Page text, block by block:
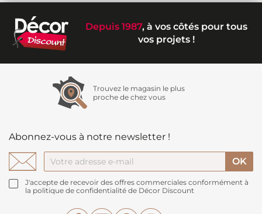
Depuis 1987, à vos côtés pour tous
vos projets !
Trouvez le magasin le plus
proche de chez vous
Abonnez-vous à notre newsletter !
J'accepte de recevoir des offres commerciales conformément à
la politique de confidentialité de Décor Discount